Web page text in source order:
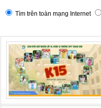
Tìm trên toàn mạng Internet